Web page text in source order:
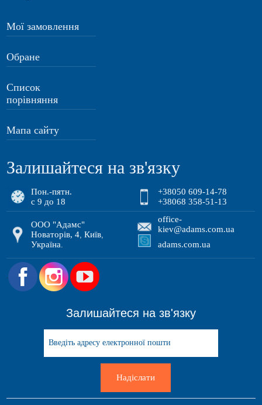
Мої замовлення
Обране
Список
порівняння
Мапа сайту
Залишайтеся на зв'язку
Пон.-пятн.
с 9 до 18
+38050 609-14-78
+38068 358-51-13
ООО "Адамс"
Новаторів, 4 ,Київ
Україна
office-
kiev@adams.com.ua
adams.com.ua
.
Залишайтеся на зв'язку
Надіслати